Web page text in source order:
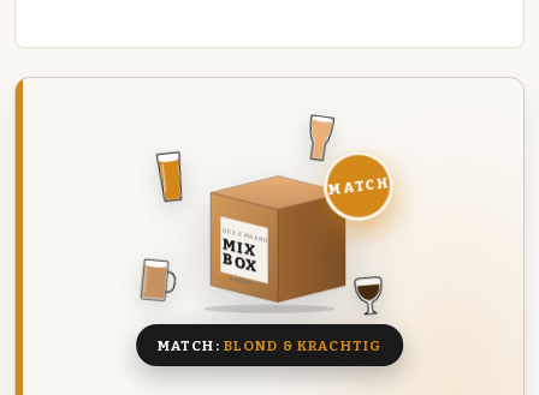
DEZE MAAND
MIX
BOX
8 BIEREN
MATCH
MATCH: BLOND & KRACHTIG